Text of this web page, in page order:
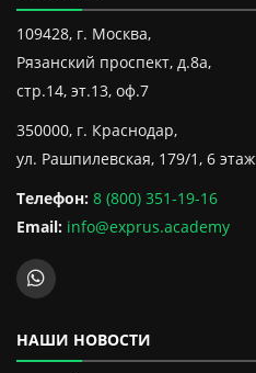
109428, г. Москва,
Рязанский проспект, д.8а,
стр.14, эт.13, оф.7
350000, г. Краснодар,
ул. Рашпилевская, 179/1, 6 этаж
Телефон: 8 (800) 351-19-16
Email: info@exprus.academy
НАШИ НОВОСТИ